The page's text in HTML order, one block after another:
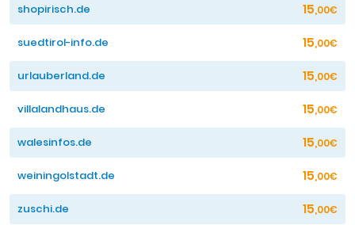
shopirisch.de 15,00€
suedtirol-info.de 15,00€
urlauberland.de 15,00€
villalandhaus.de 15,00€
walesinfos.de 15,00€
weiningolstadt.de 15,00€
zuschi.de 15,00€